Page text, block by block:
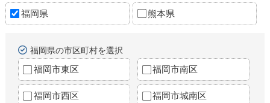
福岡県 熊本県
福岡県の市区町村を選択
福岡市東区 福岡市南区
福岡市西区 福岡市城南区